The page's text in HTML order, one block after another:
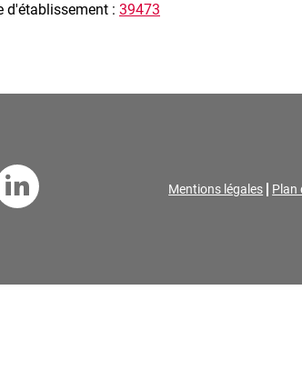
d'établissement : 39473
Mentions légales Plan